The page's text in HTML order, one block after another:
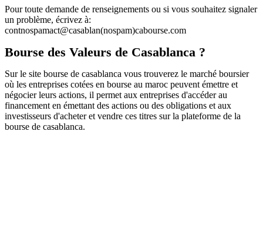
Pour toute demande de renseignements ou si vous souhaitez signaler
un problème, écrivez à:
contnospamact@casablan(nospam)cabourse.com
Bourse des Valeurs de Casablanca ?
Sur le site bourse de casablanca vous trouverez le marché boursier
où les entreprises cotées en bourse au maroc peuvent émettre et
négocier leurs actions, il permet aux entreprises d'accéder au
financement en émettant des actions ou des obligations et aux
investisseurs d'acheter et vendre ces titres sur la plateforme de la
bourse de casablanca.